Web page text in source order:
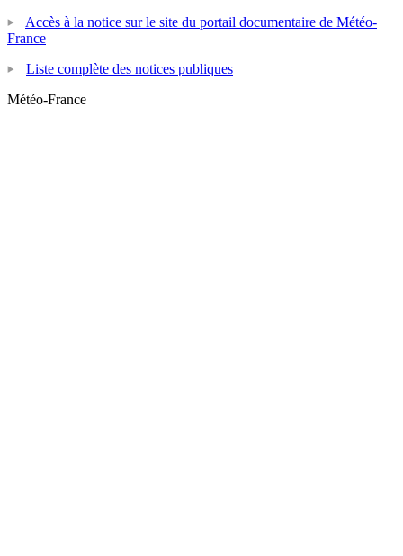
Accès à la notice sur le site du portail documentaire de Météo-
France
Liste complète des notices publiques
Météo-France